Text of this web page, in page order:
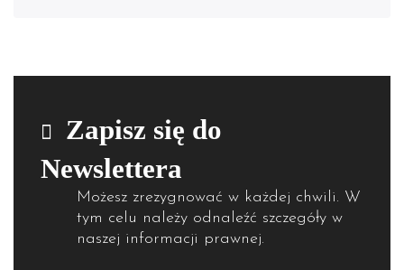
Zapisz się do
Newslettera
Możesz zrezygnować w każdej chwili. W
tym celu należy odnaleźć szczegóły w
naszej informacji prawnej.